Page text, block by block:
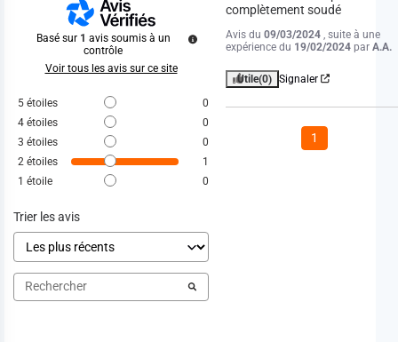
Basé sur 1 avis soumis à un
contrôle
Voir tous les avis sur ce site
5 étoiles
0
4 étoiles
0
3 étoiles
0
2 étoiles
1
1 étoile 0
Trier les avis
complètement soudé
Avis du09/03/2024 , suite à une
expérience du 19/02/2024 parA.A.
Utile(0) Signaler
1